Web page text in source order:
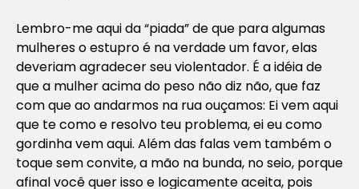
Lembro-me aqui da “piada” de que para algumas
mulheres o estupro é na verdade um favor, elas
deveriam agradecer seu violentador. É a idéia de
que a mulher acima do peso não diz não, que faz
com que ao andarmos na rua ouçamos: Ei vem aqui
que te como e resolvo teu problema, ei eu como
gordinha vem aqui. Além das falas vem também o
toque sem convite, a mão na bunda, no seio, porque
afinal você quer isso e logicamente aceita, pois